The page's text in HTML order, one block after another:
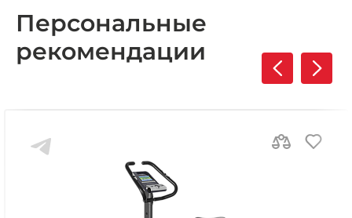
Персональные
рекомендации